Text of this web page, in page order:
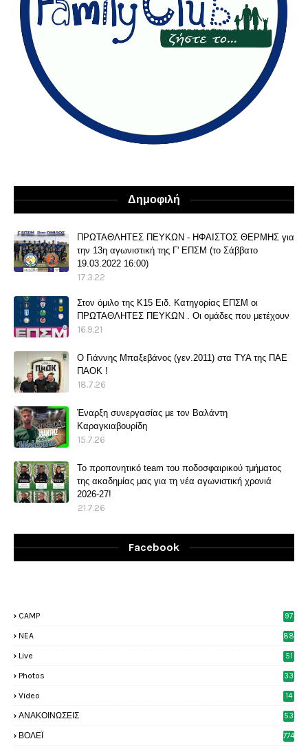
Δημοφιλή
ΠΡΩΤΑΘΛΗΤΕΣ ΠΕΥΚΩΝ - ΗΦΑΙΣΤΟΣ ΘΕΡΜΗΣ για
την 13η αγωνιστική της Γ' ΕΠΣΜ (το Σάββατο
19.03.2022 16:00)
17.3.22
Στον όμιλο της Κ15 Ειδ. Κατηγορίας ΕΠΣΜ οι
ΠΡΩΤΑΘΛΗΤΕΣ ΠΕΥΚΩΝ . Οι ομάδες που μετέχουν
16.9.21
O Γιάννης Μπαξεβάνος (γεν.2011) στα ΤΥΑ της ΠΑΕ
ΠΑΟΚ !
18.7.26
Έναρξη συνεργασίας με τον Βαλάντη
Καραγκιαβουρίδη
15.7.26
Το προπονητικό team του ποδοσφαιρικού τμήματος
της ακαδημίας μας για τη νέα αγωνιστική χρονιά
2026-27!
21.7.26
Facebook
CAMP 97
NEA 88
Live 51
Photos
33
Video
14
ΑΝΑΚΟΙΝΩΣΕΙΣ
53
ΒΟΛΕΪ 774